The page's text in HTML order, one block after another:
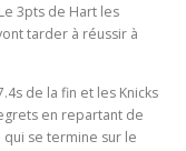
3pts de Hart les
tarder à réussir à
de la fin et les Knicks
en repartant de
se termine sur le